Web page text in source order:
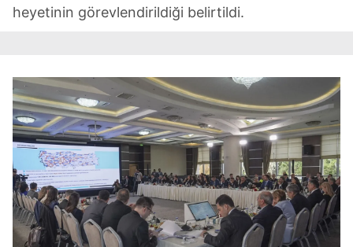
heyetinin görevlendirildiği belirtildi.